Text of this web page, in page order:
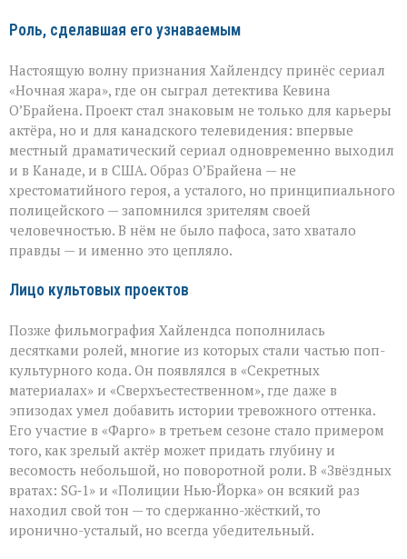
Роль, сделавшая его узнаваемым
Настоящую волну признания Хайлендсу принёс сериал
«Ночная жара», где он сыграл детектива Кевина
О’Брайена. Проект стал знаковым не только для карьеры
актёра, но и для канадского телевидения: впервые
местный драматический сериал одновременно выходил
и в Канаде, и в США. Образ О’Брайена — не
хрестоматийного героя, а усталого, но принципиального
полицейского — запомнился зрителям своей
человечностью. В нём не было пафоса, зато хватало
правды — и именно это цепляло.
Лицо культовых проектов
Позже фильмография Хайлендса пополнилась
десятками ролей, многие из которых стали частью поп-
культурного кода. Он появлялся в «Секретных
материалах» и «Сверхъестественном», где даже в
эпизодах умел добавить истории тревожного оттенка.
Его участие в «Фарго» в третьем сезоне стало примером
того, как зрелый актёр может придать глубину и
весомость небольшой, но поворотной роли. В «Звёздных
вратах: SG‑1» и «Полиции Нью‑Йорка» он всякий раз
находил свой тон — то сдержанно-жёсткий, то
иронично-усталый, но всегда убедительный.